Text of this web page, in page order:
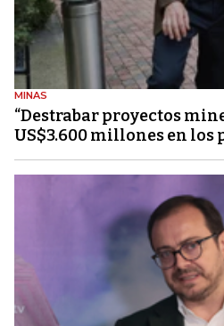
MINAS
“Destrabar proyectos
US$3.600 millones en los